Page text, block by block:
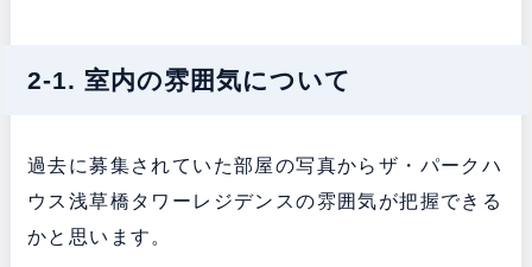
2-1. 室内の雰囲気について
過去に募集されていた部屋の写真からザ・パークハ
ウス浅草橋タワーレジデンスの雰囲気が把握できる
かと思います。